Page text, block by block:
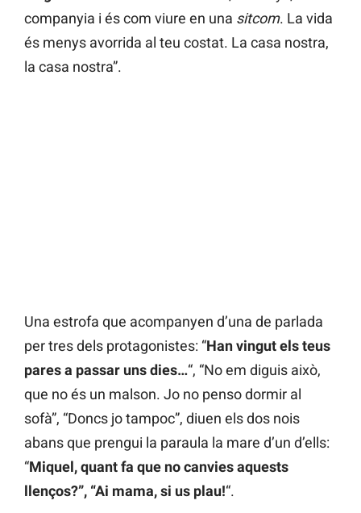
companyia i és com viure en una sitcom. La vida
és menys avorrida al teu costat. La casa nostra,
la casa nostra”.
Una estrofa que acompanyen d’una de parlada
per tres dels protagonistes: “Han vingut els teus
pares a passar uns dies…“, “No em diguis això,
que no és un malson. Jo no penso dormir al
sofà”, “Doncs jo tampoc”, diuen els dos nois
abans que prengui la paraula la mare d’un d’ells:
“Miquel, quant fa que no canvies aquests
llenços?”, “Ai mama, si us plau!“.